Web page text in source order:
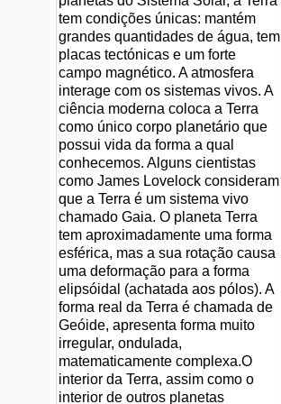
tem condições únicas: mantém
grandes quantidades de água, tem
placas tectónicas e um forte
campo magnético. A atmosfera
interage com os sistemas vivos. A
ciência moderna coloca a Terra
como único corpo planetário que
possui vida da forma a qual
conhecemos. Alguns cientistas
como James Lovelock consideram
que a Terra é um sistema vivo
chamado Gaia. O planeta Terra
tem aproximadamente uma forma
esférica, mas a sua rotação causa
uma deformação para a forma
elipsóidal (achatada aos pólos). A
forma real da Terra é chamada de
Geóide, apresenta forma muito
irregular, ondulada,
matematicamente complexa.O
interior da Terra, assim como o
interior de outros planetas